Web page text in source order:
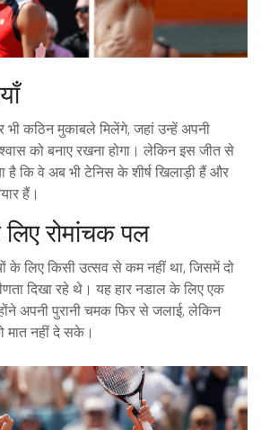
कठिन मुकाबले मिलेंगे, जहां उन्हें अपनी
को बनाए रखना होगा। लेकिन इस जीत से
है कि वे अब भी टेनिस के शीर्ष खिलाड़ी हैं और
हैं।
रोमांचक पल
के लिए किसी उत्सव से कम नहीं था, जिसमें दो
दिखा रहे थे। यह हार नडाल के लिए एक
अपनी पुरानी चमक फिर से जलाई, लेकिन
मात नहीं दे सके।